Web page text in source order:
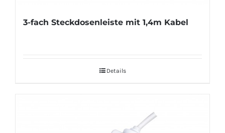
3-fach Steckdosenleiste mit 1,4m Kabel
Details